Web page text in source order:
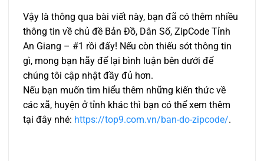
Vậy là thông qua bài viết này, bạn đã có thêm nhiều
thông tin về chủ đề Bản Đồ, Dân Số, ZipCode Tỉnh
An Giang – #1 rồi đấy! Nếu còn thiếu sót thông tin
gì, mong bạn hãy để lại bình luận bên dưới để
chúng tôi cập nhật đầy đủ hơn.
Nếu bạn muốn tìm hiểu thêm những kiến thức về
các xã, huyện ở tỉnh khác thì bạn có thể xem thêm
tại đây nhé: https://top9.com.vn/ban-do-zipcode/.